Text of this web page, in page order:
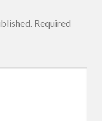
Required